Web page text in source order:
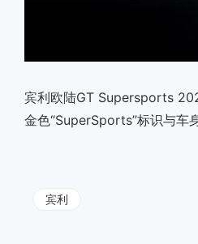
宾利欧陆GT Supersports
金色“SuperSports”标识与车
宾利